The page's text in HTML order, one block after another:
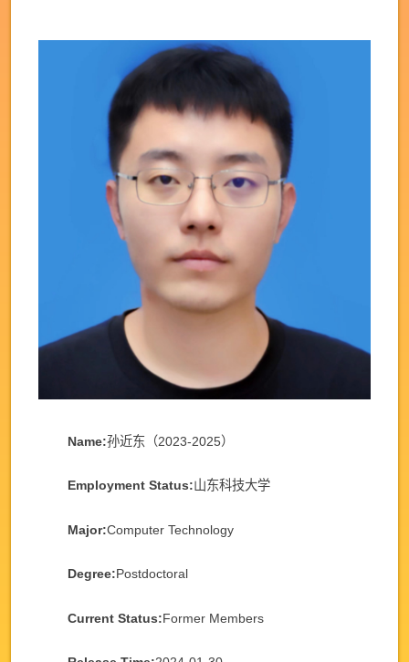
Name:孙近东（2023-2025）
Employment Status:山东科技大学
Major:Computer Technology
Degree:Postdoctoral
Current Status:Former Members